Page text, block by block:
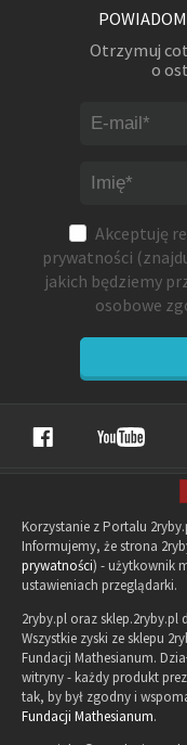
Otrzymuj
o
Akceptuję
prywatności
jakich będziemy
osobowe
Korzystanie z Portalu
Informujemy, że strona
prywatności) - użytkownik
ustawieniach przeglądarki.
2ryby.pl oraz sklep.2ryby.pl
Wszystkie zyski ze sklepu
Fundacji Mathesianum.
witryny - każdy produkt
tak, by był zgodny i
Fundacji Mathesianum.